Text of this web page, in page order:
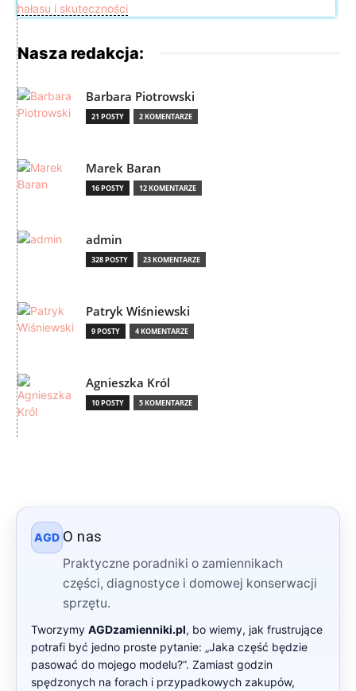
hałasu i skuteczności
Nasza redakcja:
Barbara Piotrowski
21 POSTY 2 KOMENTARZE
Marek Baran
16 POSTY 12 KOMENTARZE
admin
328 POSTY 23 KOMENTARZE
Patryk Wiśniewski
9 POSTY 4 KOMENTARZE
Agnieszka Król
10 POSTY 5 KOMENTARZE
AGD O nas
Praktyczne poradniki o zamiennikach
części, diagnostyce i domowej konserwacji
sprzętu.
Tworzymy AGDzamienniki.pl, bo wiemy, jak frustrujące
potrafi być jedno proste pytanie: „Jaka część będzie
pasować do mojego modelu?”. Zamiast godzin
spędzonych na forach i przypadkowych zakupów,